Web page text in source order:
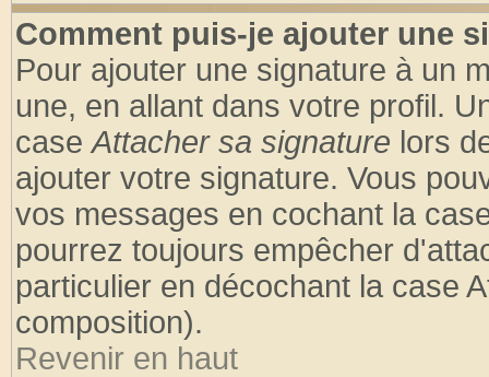
Comment puis-je ajouter une
Pour ajouter une signature à un
une, en allant dans votre profil.
caseAttacher sa signature lors
ajouter votre signature. Vous
vos messages en cochant la
pourrez toujours empêcher
particulier en décochant la case
composition).
Revenir en haut